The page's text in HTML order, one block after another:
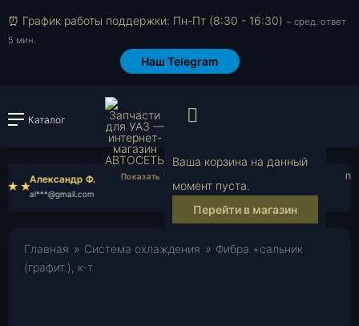
⏰ График работы поддержки: Пн-Пт (8:30 - 16:30) ~ сред. ответ
5 мин.
Наш Telegram
Каталог Войти или
Ваша корзина на данный
момент пуста.
Перейти в магазин
Александр Ф.
al***@gmail.com iv***@gmail.com
Главная » Система охлаждения » Фибра +сальник
(графит.), к-т